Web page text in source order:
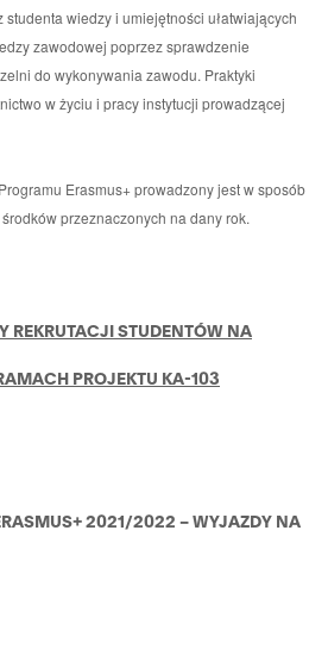
wiedzy i umiejętności ułatwiających
zawodowej poprzez sprawdzenie
do wykonywania zawodu. Praktyki
w życiu i pracy instytucji prowadzącej
Erasmus+ prowadzony jest w sposób
przeznaczonych na dany rok.
REKRUTACJI STUDENTÓW NA
PROJEKTU KA-103
2021/2022 – WYJAZDY NA